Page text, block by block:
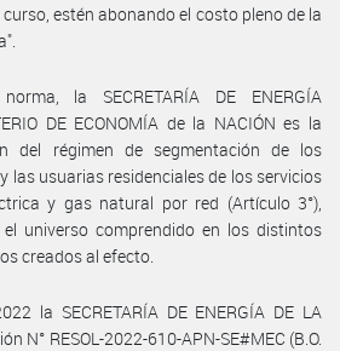
estén abonando el costo pleno de la
la SECRETARÍA DE ENERGÍA
DE ECONOMÍA de la NACIÓN es la
del régimen de segmentación de los
las usuarias residenciales de los servicios
y gas natural por red (Artículo 3°),
universo comprendido en los distintos
creados al efecto.
la SECRETARÍA DE ENERGÍA DE LA
N° RESOL-2022-610-APN-SE#MEC (B.O.